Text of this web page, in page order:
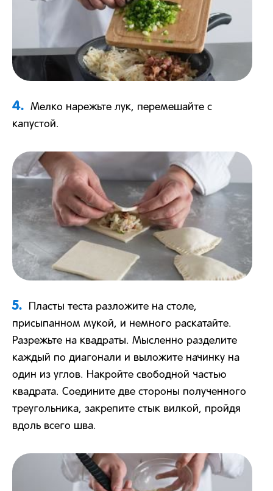
4.
Мелко нарежьте лук, перемешайте с
капустой.
5.
Пласты теста разложите на столе,
присыпанном мукой, и немного раскатайте.
Разрежьте на квадраты. Мысленно разделите
каждый по диагонали и выложите начинку на
один из углов. Накройте свободной частью
квадрата. Соедините две стороны полученного
треугольника, закрепите стык вилкой, пройдя
вдоль всего шва.